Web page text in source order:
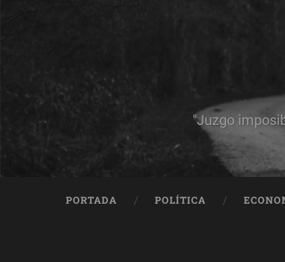
"Juzgo
PORTADA POLÍTICA